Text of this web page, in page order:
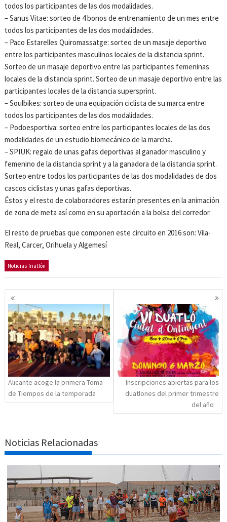
todos los participantes de las dos modalidades.
– Sanus Vitae: sorteo de 4 bonos de entrenamiento de un mes entre
todos los participantes de las dos modalidades.
– Paco Estarelles Quiromassatge: sorteo de un masaje deportivo
entre los participantes masculinos locales de la distancia sprint.
Sorteo de un masaje deportivo entre las participantes femeninas
locales de la distancia sprint. Sorteo de un masaje deportivo entre las
participantes locales de la distancia supersprint.
– Soulbikes: sorteo de una equipación ciclista de su marca entre
todos los participantes de las dos modalidades.
– Podoesportiva: sorteo entre los participantes locales de las dos
modalidades de un estudio biomecánico de la marcha.
– SPIUK: regalo de unas gafas deportivas al ganador masculino y
femenino de la distancia sprint y a la ganadora de la distancia sprint.
Sorteo entre todos los participantes de las dos modalidades de dos
cascos ciclistas y unas gafas deportivas.
Éstos y el resto de colaboradores estarán presentes en la animación
de zona de meta así como en su aportación a la bolsa del corredor.
El resto de pruebas que componen este circuito en 2016 son: Vila-
Real, Carcer, Orihuela y Algemesí
Noticias Triatlón
Navegación
de
entradas
Alicante acoge la primera Toma
de Tiempos de la temporada
Inscripciones abiertas para los
duatlones del primer trimestre
del año
Noticias Relacionadas